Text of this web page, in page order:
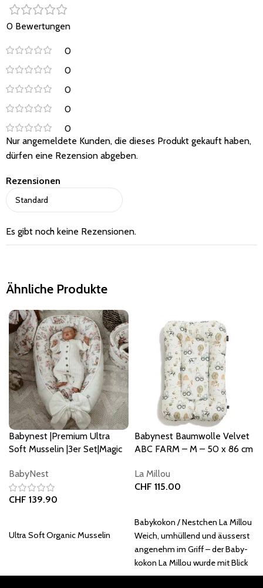
verloren gegangen sind.
0 Bewertungen
0
0
0
0
0
Rezensionen
Es gibt noch keine Rezensionen.
Nur angemeldete Kunden, die dieses Produkt gekauft haben,
dürfen eine Rezension abgeben.
Ähnliche Produkte
Babynest |Premium Ultra
Soft Musselin |3er Set|Magic
BabyNest
CHF 139.90
Ultra Soft Organic Musselin
Babynest Baumwolle Velvet
ABC FARM – M – 50 x 86 cm
La Millou
CHF 115.00
Babykokon / Nestchen La Millou
Weich, umhüllend und äusserst
angenehm im Griff – der Baby­
kokon La Millou wurde mit Blick